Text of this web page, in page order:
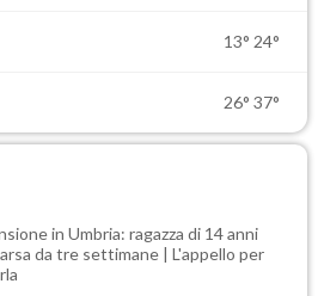
13° 24°
26° 37°
in Umbria: ragazza di 14 anni
da tre settimane | L'appello per